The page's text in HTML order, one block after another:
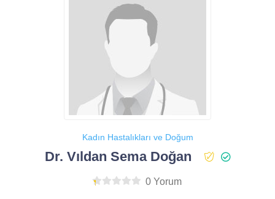
Kadın Hastalıkları ve Doğum
Dr. Vıldan Sema Doğan
0 Yorum